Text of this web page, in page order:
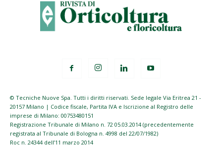
© Tecniche Nuove Spa. Tutti i diritti riservati. Sede legale Via Eritrea 21 -
20157 Milano | Codice fiscale, Partita IVA e Iscrizione al Registro delle
imprese di Milano: 00753480151
Registrazione Tribunale di Milano n. 72 05.03.2014 (precedentemente
registrata al Tribunale di Bologna n. 4998 del 22/07/1982)
Roc n. 24344 dell’11 marzo 2014